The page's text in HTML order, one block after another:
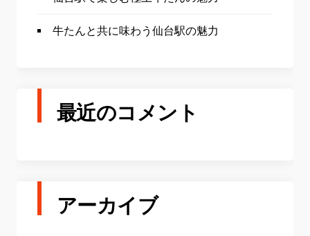
牛たんと共に味わう仙台駅の魅力
最近のコメント
アーカイブ